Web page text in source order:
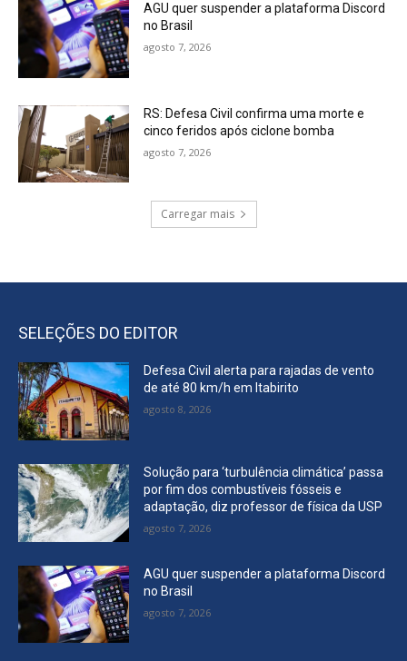
AGU quer suspender a plataforma Discord
no Brasil
agosto 7, 2026
RS: Defesa Civil confirma uma morte e
cinco feridos após ciclone bomba
agosto 7, 2026
Carregar mais
SELEÇÕES DO EDITOR
Defesa Civil alerta para rajadas de vento
de até 80 km/h em Itabirito
agosto 8, 2026
Solução para ‘turbulência climática’ passa
por fim dos combustíveis fósseis e
adaptação, diz professor de física da USP
agosto 7, 2026
AGU quer suspender a plataforma Discord
no Brasil
agosto 7, 2026